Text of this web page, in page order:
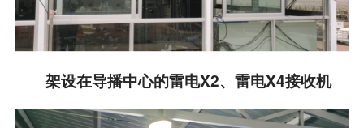
架设在导播中心的雷电X2、雷电X4接收机